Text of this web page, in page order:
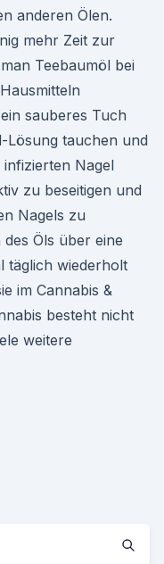
anderen Ölen.
mehr Zeit zur
Teebaumöl bei
sauberes Tuch
Lösung tauchen und
Nagel
zu beseitigen und
Nagels zu
Öls über eine
täglich wiederholt
im Cannabis &
besteht nicht
weitere